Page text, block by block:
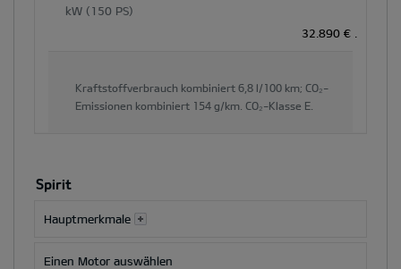
kW (150 PS)
32.890 €
Kraftstoffverbrauch kombiniert 6,8 l/100 km; CO₂-
Emissionen kombiniert 154 g/km. CO₂-Klasse E.
Spirit
Hauptmerkmale
Einen Motor auswählen